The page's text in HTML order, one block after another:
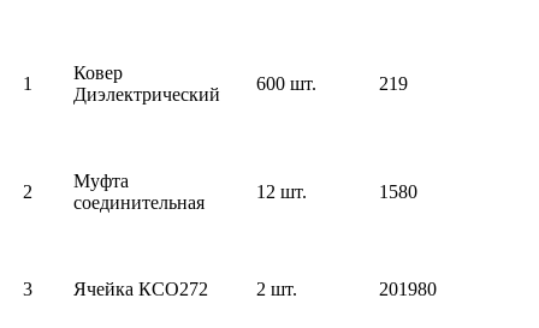
1
Ковер
Диэлектрический
600 шт. 219
2
Муфта
соединительная
12 шт. 1580
3 Ячейка КСО272 2 шт. 201980